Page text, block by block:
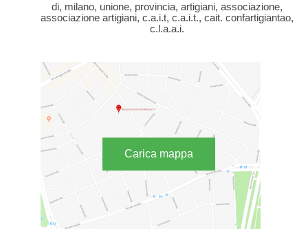
di, milano, unione, provincia, artigiani, associazione,
associazione artigiani, c.a.i.t, c.a.i.t., cait. confartigiantao,
c.l.a.a.i.
Carica mappa